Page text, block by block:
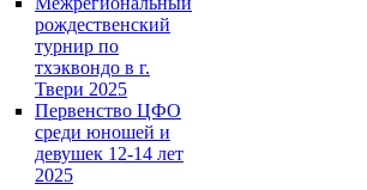
рождественский
турнир по
тхэквондо в г.
Твери 2025
Первенство ЦФО
среди юношей и
девушек 12-14 лет
2025